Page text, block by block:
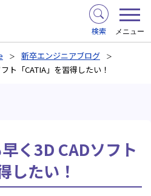
検索 メニュー
新卒エンジニアブログ
ト「CATIA」を習得したい！
く3D CADソフト
したい！